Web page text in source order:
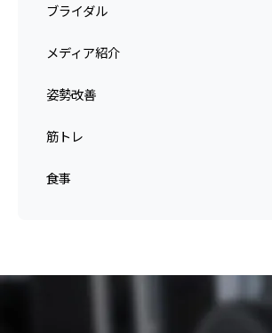
ブライダル
メディア紹介
姿勢改善
筋トレ
食事